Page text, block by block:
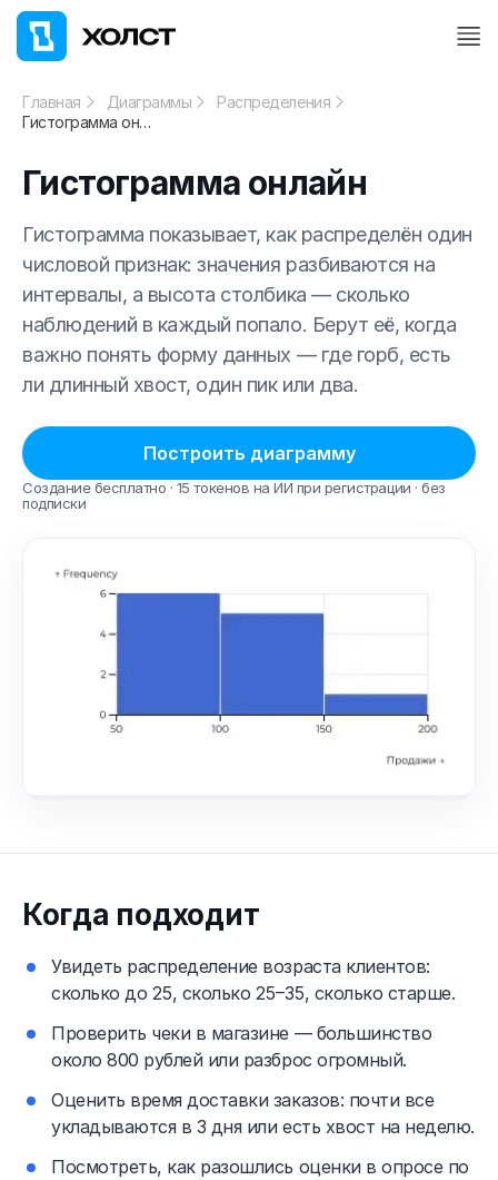
Главная Диаграммы
Распределения
Гистограмма онлайн
Гистограмма онлайн
Гистограмма показывает, как распределён один
числовой признак: значения разбиваются на
интервалы, а высота столбика — сколько
наблюдений в каждый попало. Берут её, когда
важно понять форму данных — где горб, есть
ли длинный хвост, один пик или два.
Построить диаграмму
Создание бесплатно · 15 токенов на ИИ при регистрации · без
подписки
Когда подходит
Увидеть распределение возраста клиентов:
сколько до 25, сколько 25–35, сколько старше.
Проверить чеки в магазине — большинство
около 800 рублей или разброс огромный.
Оценить время доставки заказов: почти все
укладываются в 3 дня или есть хвост на неделю.
Посмотреть, как разошлись оценки в опросе по